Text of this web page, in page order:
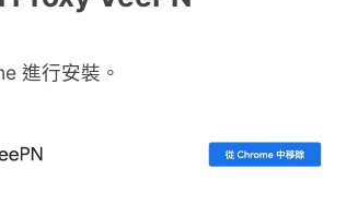
進行安裝。